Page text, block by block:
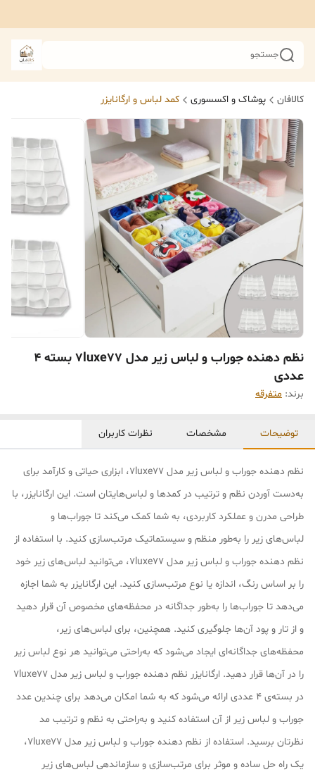
جستجو
کالافان پوشاک و اکسسوری کمد لباس و ارگانایزر
نظم دهنده جوراب و لباس زیر مدل 7luxe77 بسته 4
عددی
برند: متفرقه
توضیحات مشخصات نظرات کاربران
نظم دهنده جوراب و لباس زیر مدل 7luxe77، ابزاری حیاتی و کارآمد برای
به‌دست آوردن نظم و ترتیب در کمدها و لباس‌هایتان است. این ارگانایزر، با
طراحی مدرن و عملکرد کاربردی، به شما کمک می‌کند تا جوراب‌ها و
لباس‌های زیر را به‌طور منظم و سیستماتیک مرتب‌سازی کنید. با استفاده از
نظم دهنده جوراب و لباس زیر مدل 7luxe77، می‌توانید لباس‌های زیر خود
را بر اساس رنگ، اندازه یا نوع مرتب‌سازی کنید. این ارگانایزر به شما اجازه
می‌دهد تا جوراب‌ها را به‌طور جداگانه در محفظه‌های مخصوص آن قرار دهید
و از تار و پود آن‌ها جلوگیری کنید. همچنین، برای لباس‌های زیر،
محفظه‌های جداگانه‌ای ایجاد می‌شود که به‌راحتی می‌توانید هر نوع لباس زیر
را در آن‌ها قرار دهید. ارگانایزر نظم دهنده جوراب و لباس زیر مدل 7luxe77
در بسته‌ی 4 عددی ارائه می‌شود که به شما امکان می‌دهد برای چندین عدد
جوراب و لباس زیر از آن استفاده کنید و به‌راحتی به نظم و ترتیب مد
نظرتان برسید. استفاده از نظم دهنده جوراب و لباس زیر مدل 7luxe77،
یک راه حل ساده و موثر برای مرتب‌سازی و سازماندهی لباس‌های زیر